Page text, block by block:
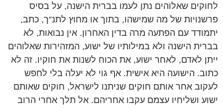
לחוקים שאלוהים נתן לעמו בברית הישנה, על בסיס
פרשנויות של מה שמישהו, בתוך או מחוץ לתנ“ך, כתב,
יתמודד עם הפתעה מרה בדין האחרון. אין נבואות, לא
בברית הישנה ולא במילותיו של ישוע, המזהירות שאלוהים
ייתן לאדם, לאחר ישוע, את הכוח לשנות את חוקיו. זה לא
כתוב. הישועה היא אישית. אף גוי לא יעלה בלי לחפש
לעקוב אחר אותם חוקים שניתנו לישראל, חוקים שאותם
ישוע ושליחיו עצמם עקבו אחריהם. אל תלך אחרי הרוב